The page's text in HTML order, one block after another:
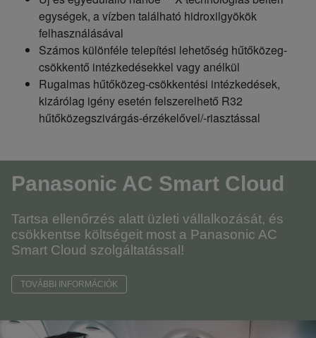
egységek, a vízben található hidroxilgyökök
felhasználásával
Számos különféle telepítési lehetőség hűtőközeg-
csökkentő intézkedésekkel vagy anélkül
Rugalmas hűtőközeg-csökkentési intézkedések,
kizárólag igény esetén felszerelhető R32
hűtőközegszivárgás-érzékelővel/-riasztással
Panasonic AC Smart Cloud
Tartsa ellenőrzés alatt üzleti vállalkozását, és
csökkentse költségeit most a Panasonic AC
Smart Cloud szolgáltatással!
TOVÁBBI INFORMÁCIÓK